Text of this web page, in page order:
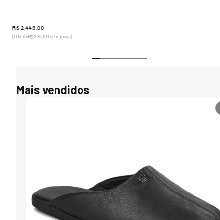
R$ 2 .449,00
(10x deR$244 ,90sem juros)
Mais vendidos